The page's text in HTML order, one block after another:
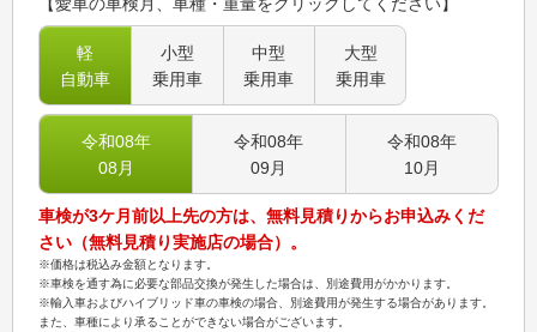
軽
自動車
小型
乗用車
中型
乗用車
大型
乗用車
令和08年
08 月
令和08年
09 月
令和08年
10月
車検が3ケ月前以上先の方は、無料見積りからお申込みくだ
さい（無料見積り実施店の場合）。
※価格は税込み金額となります。
※車検を通す為に必要な部品交換が発生した場合は、別途費用がかかります。
※輸入車およびハイブリッド車の車検の場合、別途費用が発生する場合があります。
また、車種により承ることができない場合がございます。